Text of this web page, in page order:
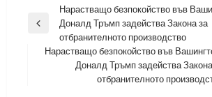
Навигация
Previous
Нарастващо безпокойство във
Доналд Тръмп задейства Закона за
отбранителното производство
Нарастващо безпокойство във
Доналд Тръмп задейства
отбранителното